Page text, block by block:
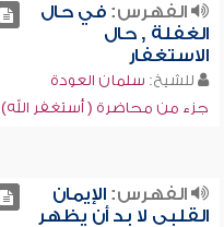
الفهرس:في حال
الغفلة , حال
الاستغفار
للشيخ: سلمان العودة
جزء من محاضرة ( أستغفر الله)
الفهرس:الإيمان
القلبي لا بد أن يظهر